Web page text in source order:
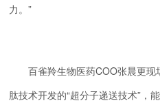
力。”
百雀羚生物医药COO张晨更
肽技术开发的“超分子递送技术”，